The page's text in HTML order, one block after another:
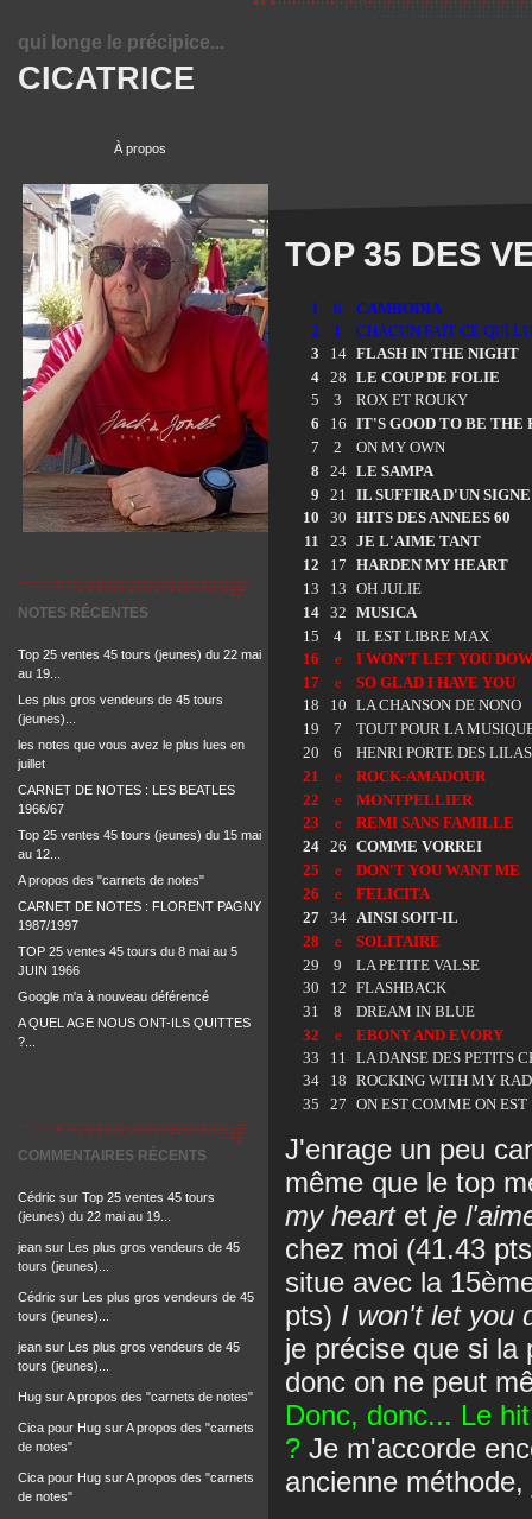
CICATRICE
qui longe le précipice...
À propos
NOTES RÉCENTES
Top 25 ventes 45 tours (jeunes) du 22 mai
au 19...
Les plus gros vendeurs de 45 tours
(jeunes)...
les notes que vous avez le plus lues en
juillet
CARNET DE NOTES : LES BEATLES
1966/67
Top 25 ventes 45 tours (jeunes) du 15 mai
au 12...
A propos des "carnets de notes"
CARNET DE NOTES : FLORENT PAGNY
1987/1997
TOP 25 ventes 45 tours du 8 mai au 5
JUIN 1966
Google m'a à nouveau déférencé
A QUEL AGE NOUS ONT-ILS QUITTES
?...
COMMENTAIRES RÉCENTS
Cédric sur Top 25 ventes 45 tours
(jeunes) du 22 mai au 19...
jean sur Les plus gros vendeurs de 45
tours (jeunes)...
Cédric sur Les plus gros vendeurs de 45
tours (jeunes)...
jean sur Les plus gros vendeurs de 45
tours (jeunes)...
Hug surA propos des "carnets de notes"
Cica pour Hug surA propos des "carnets
de notes"
Cica pour Hug surA propos des "carnets
de notes"
TOP 35 DES
1 6
CAMBODIA
2
1
CHACUN FAIT CE QUI
3
14 FLASH IN THE NIGHT
4 28 LE COUP DE FOLIE
5
3
ROX ET ROUKY
6
16 IT'S GOOD TO BE THE
7
2
ON MY OWN
8
24 LE SAMPA
9
21 IL SUFFIRA D'UN SIGNE
10
30 HITS DES ANNEES 60
11
23 JE L'AIME TANT
12
17 HARDEN MY HEART
13
13 OH JULIE
14 32 MUSICA
15
4
IL EST LIBRE MAX
16
e
I WON'T LET YOU
17
e
SO GLAD I HAVE YOU
18
10 LA CHANSON DE NONO
19
7
TOUT POUR LA
20
6
HENRI PORTE DES LILAS
21
e
ROCK-AMADOUR
22
e
MONTPELLIER
23
e
REMI SANS FAMILLE
24 26 COMME VORREI
25
e
DON'T YOU WANT ME
26
e
FELICITA
27 34 AINSI SOIT-IL
28
e
SOLITAIRE
29
9
LA PETITE VALSE
30
12 FLASHBACK
31
8
DREAM IN BLUE
32
e
EBONY AND EVORY
33
11 LA DANSE DES PETITS
34
18 ROCKING WITH MY
35
27 ON EST COMME ON EST
J'enrage un peu
même que le top
my heartet je
chez moi (41.43
situe avec la
pts) I won't let you
je précise que si la
donc on ne peut
Donc, donc... Le
? Je m'accorde
ancienne